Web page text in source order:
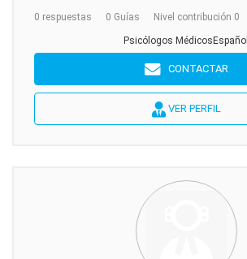
0 respuestas 0 Guías Nivel contribución 0
Psicólogos MédicosEspañol
CONTACTAR
VER PERFIL